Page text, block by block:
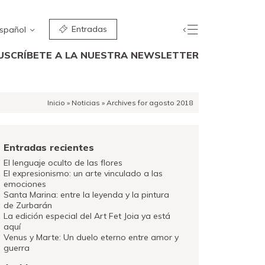
Entradas
A LA NUESTRA NEWSLETTER
Inicio » Noticias » Archives for agosto 2018
Entradas recientes
El lenguaje oculto de las flores
El expresionismo: un arte vinculado a las
emociones
Santa Marina: entre la leyenda y la pintura
de Zurbarán
La edición especial del Art Fet Joia ya está
aquí
Venus y Marte: Un duelo eterno entre amor y
guerra